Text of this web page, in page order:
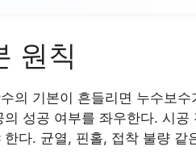
원칙
의 기본이 흔들리면 누수보
성공 여부를 좌우한다. 시공
다. 균열, 핀홀, 접착 불량 같